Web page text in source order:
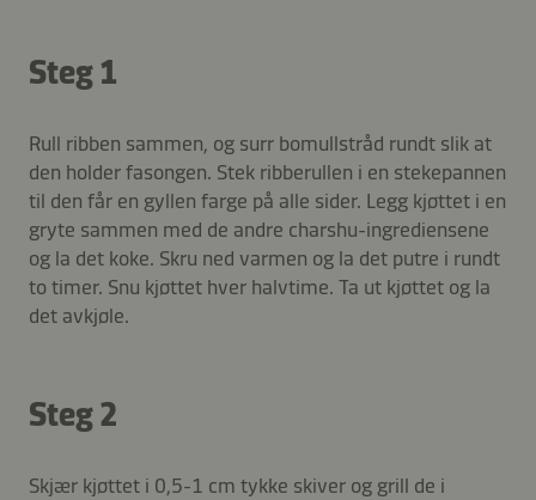
Steg 1
Rull ribben sammen, og surr bomullstråd rundt slik at
den holder fasongen. Stek ribberullen i en stekepannen
til den får en gyllen farge på alle sider. Legg kjøttet i en
gryte sammen med de andre charshu-ingrediensene
og la det koke. Skru ned varmen og la det putre i rundt
to timer. Snu kjøttet hver halvtime. Ta ut kjøttet og la
det avkjøle.
Steg 2
Skjær kjøttet i 0,5-1 cm tykke skiver og grill de i